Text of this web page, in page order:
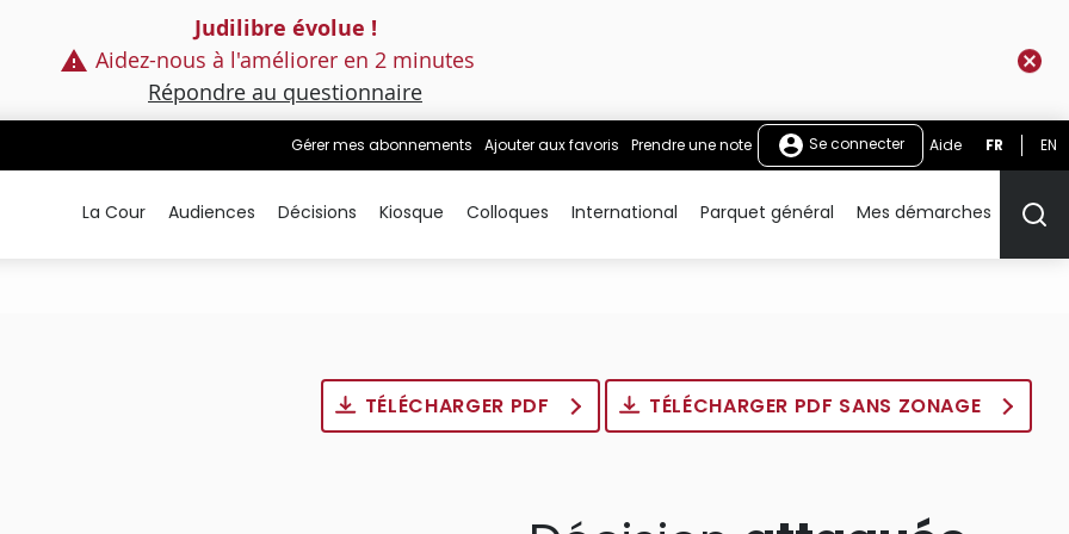
Judilibre évolue !
Aidez-nous à l'améliorer en 2 minutes
Répondre au questionnaire
Gérer mes abonnements Ajouter aux favoris Prendre une note Se connecter Aide FR EN
La Cour Audiences Décisions Kiosque Colloques International Parquet général Mes démarches
TÉLÉCHARGER PDF TÉLÉCHARGER PDF SANS ZONAGE